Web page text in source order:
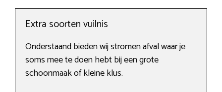
Extra soorten vuilnis
Onderstaand bieden wij stromen afval waar je
soms mee te doen hebt bij een grote
schoonmaak of kleine klus.